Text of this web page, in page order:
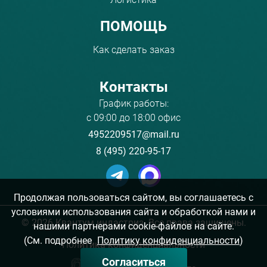
ПОМОЩЬ
Как сделать заказ
Контакты
График работы:
с 09:00 до 18:00 офис
4952209517@mail.ru
8 (495) 220-95-17
© 2026 Квантум индастриз. Все права защищены.
Политика конфиденциальности
Продолжая пользоваться сайтом, вы соглашаетесь с
условиями использования сайта и обработкой нами и
нашими партнерами cookie-файлов на сайте.
(См. подробнее Политику конфиденциальности)
Согласиться